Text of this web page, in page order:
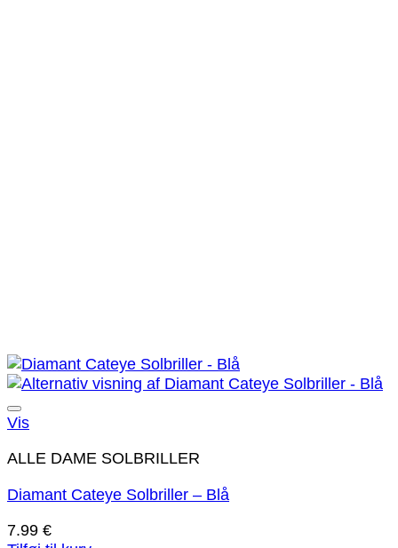
Vis
ALLE DAME SOLBRILLER
Diamant Cateye Solbriller – Blå
7.99 €